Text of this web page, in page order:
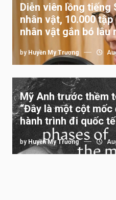
Diễn viên lồng tiếng
nhân vật, 10.000
nhân vật gắn bó lâu
by Huyền My Trương
Mỹ Anh trước thềm
“Đây là một cột
hành trình đi quốc
by Huyền My Trương